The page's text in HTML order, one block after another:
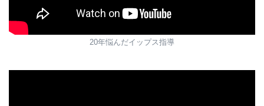
20年悩んだイップス指導